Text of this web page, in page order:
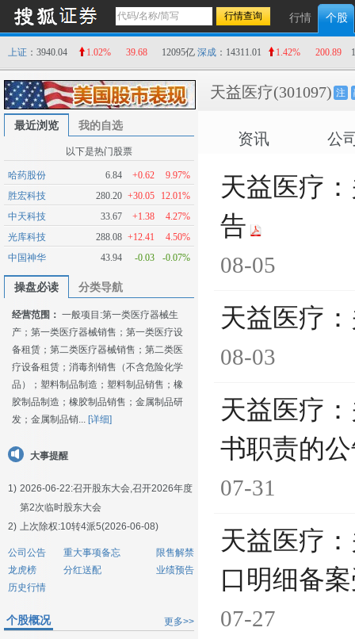
行情 个股
上证 ：3940.04 1.02% 39.68 12095亿 深成 ：14311.01 1.42% 200.89
最近浏览 我的自选
以下是热门股票
哈药股份 6.84 +0.62
9.97%
胜宏科技
280.20 +30.05
12.01%
中天科技
33.67 +1.38
4.27%
光库科技
288.08 +12.41
4.50%
中国神华
43.94 -0.03 -0.07%
操盘必读 分类导航
经营范围： 一般项目:第一类医疗器械生
产；第一类医疗器械销售；第一类医疗设
备租赁；第二类医疗器械销售；第二类医
疗设备租赁；消毒剂销售（不含危险化学
品）；塑料制品制造；塑料制品销售；橡
胶制品制造；橡胶制品销售；金属制品研
发；金属制品销... [详细]
大事提醒
1) 2026-06-22:召开股东大会,召开2026年度
第2次临时股东大会
2) 上次除权:10转4派5(2026-06-08)
公司公告 重大事项备忘
限售解禁
龙虎榜
分红送配
业绩预告
历史行情
更多>>
个股概况
天益医疗(301097) 注
资讯 公
天益医疗
告
08-05
天益医疗
08-03
天益医疗
书职责的
07-31
天益医疗
口明细备
07-27